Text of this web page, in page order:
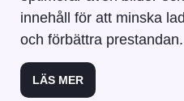
innehåll för att minska
och förbättra prestandan.
LÄS MER